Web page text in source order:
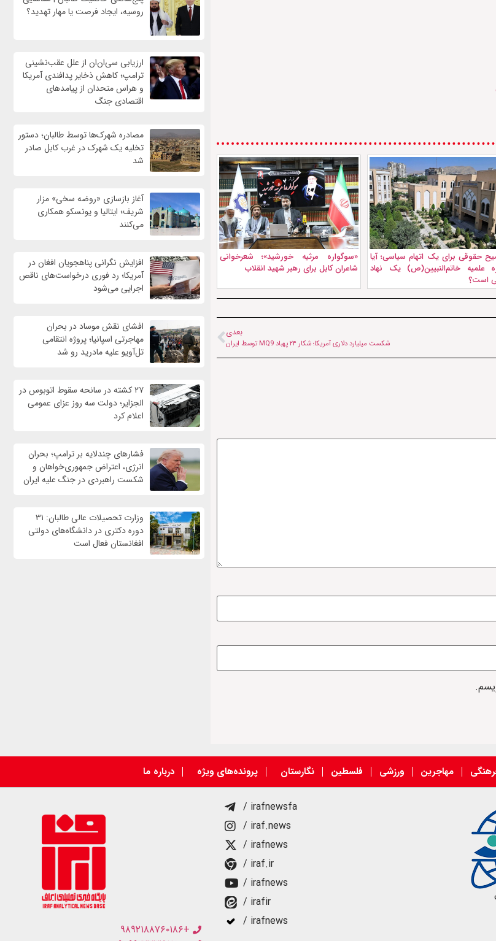
حقوقی برای یک اتهام سیاسی؛ آیا
علمیه خاتم‌النبیین(ص) یک نهاد
است؟
«سوگواره مرثیه خورشید»؛ شعرخوانی
شاعران کابل برای رهبر شهید انقلاب
بعدی
شکست میلیارد دلاری آمریکا؛ شکار ۲۴ پهباد MQ9 توسط ایران
روسیه، ایجاد فرصت‌ یا مهار تهدید؟
ارزیابی سی‌ان‌ان از علل عقب‌نشینی
ترامپ؛ کاهش ذخایر پدافندی آمریکا
و هراس متحدان از پیامدهای
اقتصادی جنگ
مصادره شهرک‌ها توسط طالبان؛ دستور
تخلیه یک شهرک در غرب کابل صادر
شد
آغاز بازسازی «روضه سخی» مزار
شریف؛ ایتالیا و یونسکو همکاری
می‌کنند
افزایش نگرانی پناهجویان افغان در
آمریکا؛ رد فوری درخواست‌های ناقص
اجرایی می‌شود
افشای نقش موساد در بحران
مهاجرتی اسپانیا؛ پروژه انتقامی
تل‌آویو علیه مادرید رو شد
۲۷ کشته در سانحه سقوط اتوبوس در
الجزایر؛ دولت سه روز عزای عمومی
اعلام کرد
فشارهای چندلایه بر ترامپ؛ بحران
انرژی، اعتراض جمهوری‌خواهان و
شکست راهبردی در جنگ علیه ایران
وزارت تحصیلات عالی طالبان: ۳۱
دوره دکتری در دانشگاه‌های دولتی
افغانستان فعال است
مهاجرین ورزشی فلسطین نگارستان پرونده‌های ویژه درباره ما
/ irafnewsfa
/ iraf.news
/ irafnews
/ iraf.ir
/ irafnews
/ irafir
/ irafnews
+۹۸۹۲۱۸۸۷۶۰۱۸۶